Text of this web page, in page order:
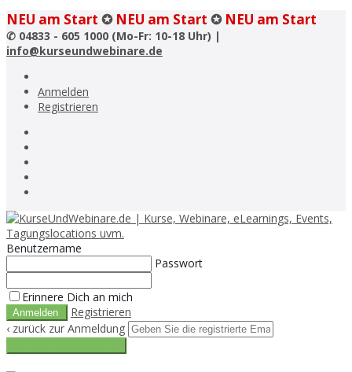
NEU am Start ✪ NEU am Start ✪ NEU am Start
✆ 04833 - 605 1000 (Mo-Fr: 10-18 Uhr) |
info@kurseundwebinare.de
Anmelden
Registrieren
Benutzername
Passwort
Erinnere Dich an mich
Registrieren
‹ zurück zur Anmeldung